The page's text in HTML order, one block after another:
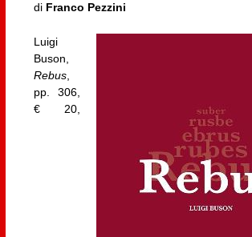
di Franco Pezzini
Luigi
Buson,
Rebus,
pp. 306,
€ 20,